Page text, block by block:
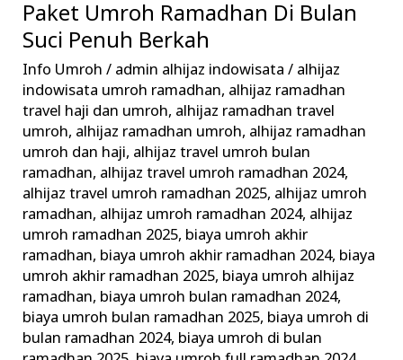
Paket Umroh Ramadhan Di Bulan
Suci Penuh Berkah
Info Umroh / admin alhijaz indowisata/ alhijaz
indowisata umroh ramadhan, alhijaz ramadhan
travel haji dan umroh, alhijaz ramadhan travel
umroh, alhijaz ramadhan umroh, alhijaz ramadhan
umroh dan haji, alhijaz travel umroh bulan
ramadhan, alhijaz travel umroh ramadhan 2024,
alhijaz travel umroh ramadhan 2025, alhijaz umroh
ramadhan, alhijaz umroh ramadhan 2024, alhijaz
umroh ramadhan 2025, biaya umroh akhir
ramadhan, biaya umroh akhir ramadhan 2024, biaya
umroh akhir ramadhan 2025, biaya umroh alhijaz
ramadhan, biaya umroh bulan ramadhan 2024,
biaya umroh bulan ramadhan 2025, biaya umroh di
bulan ramadhan 2024, biaya umroh di bulan